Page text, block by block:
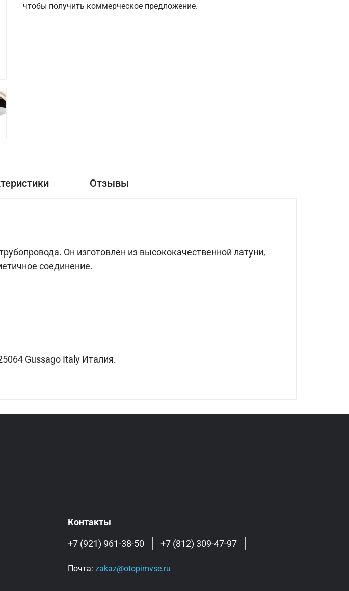
чтобы получить коммерческое предложение.
Отзывы
Он изготовлен из высококачественной латуни,
соединение.
Gussago Italy Италия.
Контакты
+7 (921) 961-38-50 +7 (812) 309-47-97
Почта: zakaz@otopimvse.ru